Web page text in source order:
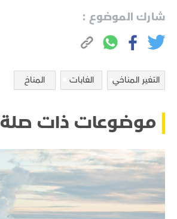
شارك الموضوع :
التغير المناخي الغابات المناخ
موضوعات ذات صلة